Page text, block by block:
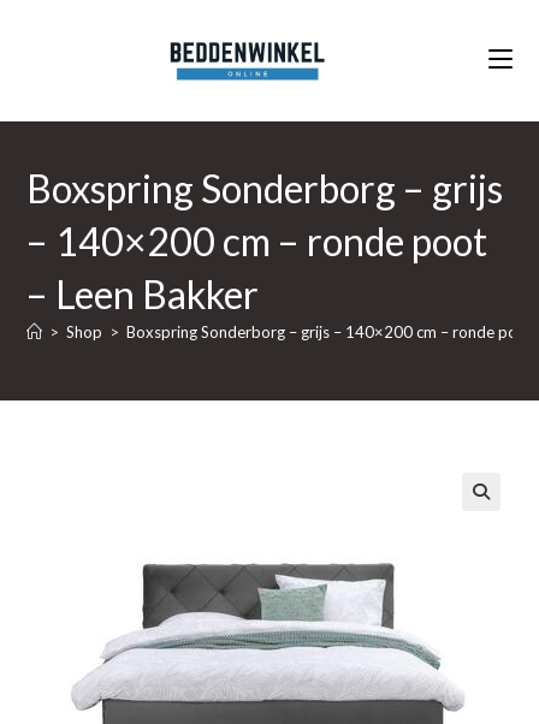
Boxspring Sonderborg – grijs
– 140×200 cm – ronde poot
– Leen Bakker
> Shop > Boxspring Sonderborg – grijs – 140×200 cm – ronde poot